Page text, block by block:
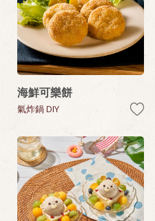
海鮮可樂餅
氣炸鍋 DIY